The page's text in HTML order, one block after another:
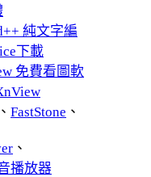
純文字編
下載
免費看圖軟
、 FastStone 、
、
播放器